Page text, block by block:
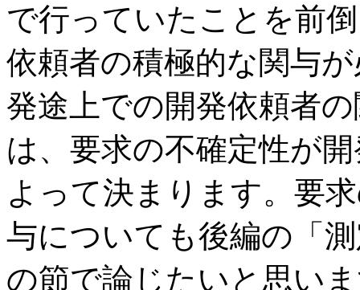
で行っていたことを前
依頼者の積極的な関与
発途上での開発依頼者
は、要求の不確定性が
よって決まります。要
与についても後編の「
の節で論じたいと思い